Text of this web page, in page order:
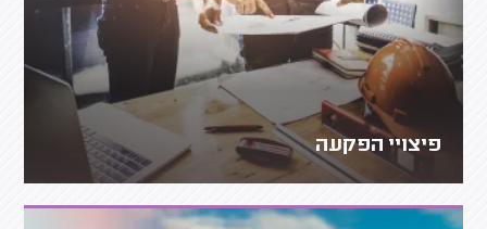
פיצויי הפקעה